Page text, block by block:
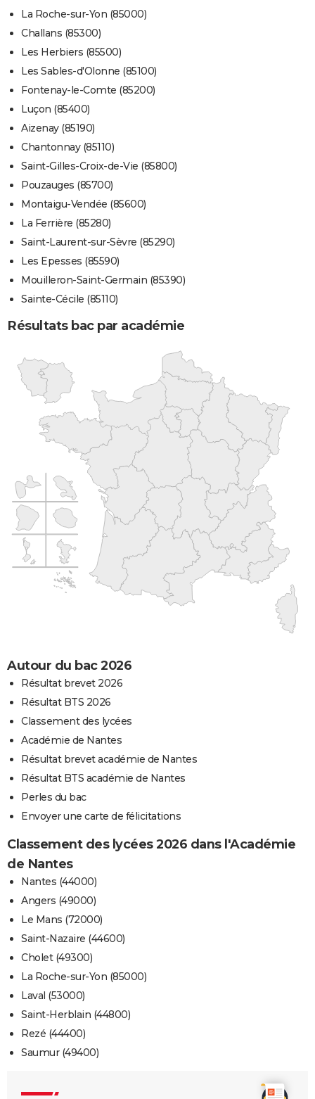
La Roche-sur-Yon (85000)
Challans (85300)
Les Herbiers (85500)
Les Sables-d'Olonne (85100)
Fontenay-le-Comte (85200)
Luçon (85400)
Aizenay (85190)
Chantonnay (85110)
Saint-Gilles-Croix-de-Vie (85800)
Pouzauges (85700)
Montaigu-Vendée (85600)
La Ferrière (85280)
Saint-Laurent-sur-Sèvre (85290)
Les Epesses (85590)
Mouilleron-Saint-Germain (85390)
Sainte-Cécile (85110)
Résultats bac par académie
Autour du bac 2026
Résultat brevet 2026
Résultat BTS 2026
Classement des lycées
Académie de Nantes
Résultat brevet académie de Nantes
Résultat BTS académie de Nantes
Perles du bac
Envoyer une carte de félicitations
Classement des lycées 2026 dans l'Académie
de Nantes
Nantes (44000)
Angers (49000)
Le Mans (72000)
Saint-Nazaire (44600)
Cholet (49300)
La Roche-sur-Yon (85000)
Laval (53000)
Saint-Herblain (44800)
Rezé (44400)
Saumur (49400)